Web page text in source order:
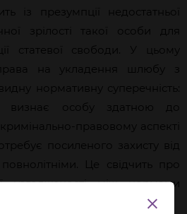
із презумпції недостатньої
зрілості такої особи для
статевої свободи. У цьому
на укладення шлюбу з
нормативну суперечність:
визнає особу здатною до
кримінально-правовому аспекті
посиленого захисту від
повнолітніми. Це свідчить про
узгодженості між нормами